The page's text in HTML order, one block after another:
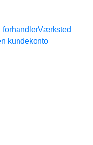
forhandlerVærksted
kundekonto